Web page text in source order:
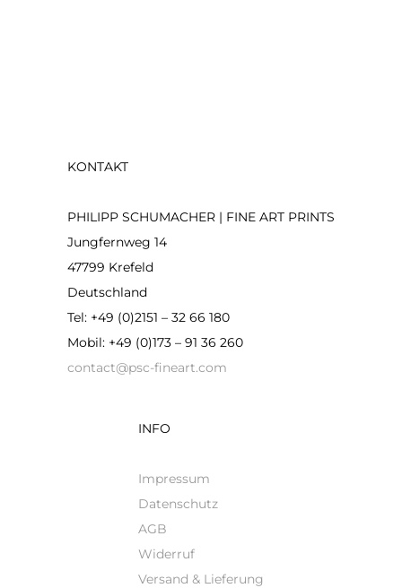
KONTAKT
PHILIPP SCHUMACHER | FINE ART PRINTS
Jungfernweg 14
47799 Krefeld
Deutschland
Tel: +49 (0)2151 – 32 66 180
Mobil: +49 (0)173 – 91 36 260
contact@psc-fineart.com
INFO
Impressum
Datenschutz
AGB
Widerruf
Versand & Lieferung